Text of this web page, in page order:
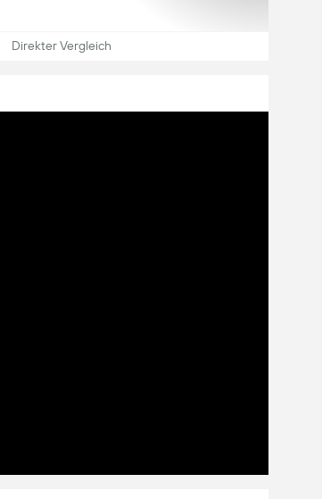
Direkter Vergleich